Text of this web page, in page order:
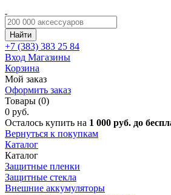
Найти
+7 (383) 383 25 84
Вход Магазины
Корзина
Мой заказ
Оформить заказ
Товары (0)
0 руб.
Осталось купить на 1 000 руб. до
Вернуться к покупкам
Каталог
Каталог
Защитные пленки
Защитные стекла
Внешние аккумуляторы